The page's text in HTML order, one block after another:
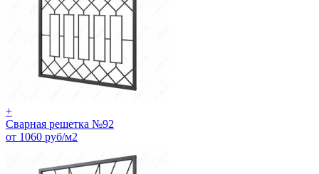
+
Сварная решетка №92
от 1060 руб/м2